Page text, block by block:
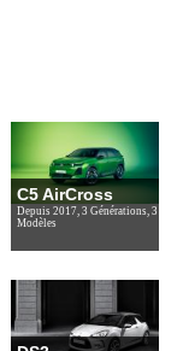
C5 AirCross
Depuis 2017, 3 Générations, 3
Modèles